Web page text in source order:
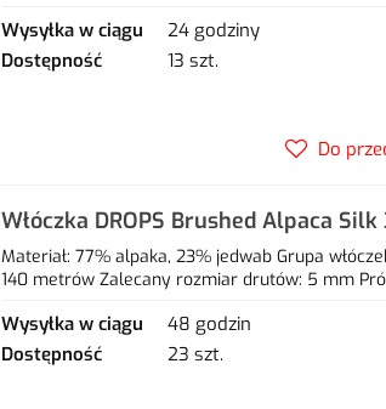
Wysyłka w ciągu
24 godziny
Dostępność
13 szt.
Do
Włóczka DROPS Brushed Alpaca
- 77% alpaca, 23% jedwab
Materiał: 77% alpaka, 23% jedwab Grupa
140 metrów Zalecany rozmiar drutów: 5 mm
Wysyłka w ciągu
48 godzin
Dostępność
23 szt.